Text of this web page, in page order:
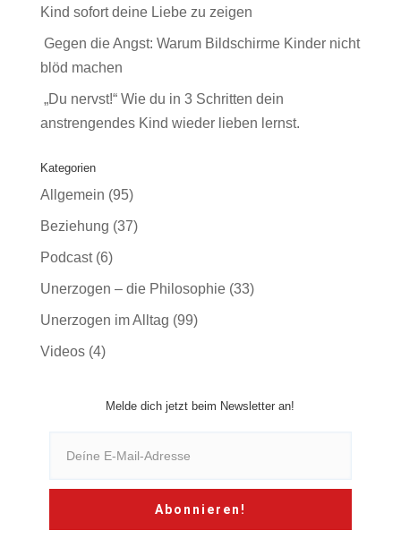
Kind sofort deine Liebe zu zeigen
Gegen die Angst: Warum Bildschirme Kinder nicht
blöd machen
„Du nervst!“ Wie du in 3 Schritten dein
anstrengendes Kind wieder lieben lernst.
Kategorien
Allgemein (95)
Beziehung (37)
Podcast(6)
Unerzogen – die Philosophie(33)
Unerzogen im Alltag (99)
Videos(4)
Melde dich jetzt beim Newsletter an!
Abonnieren!